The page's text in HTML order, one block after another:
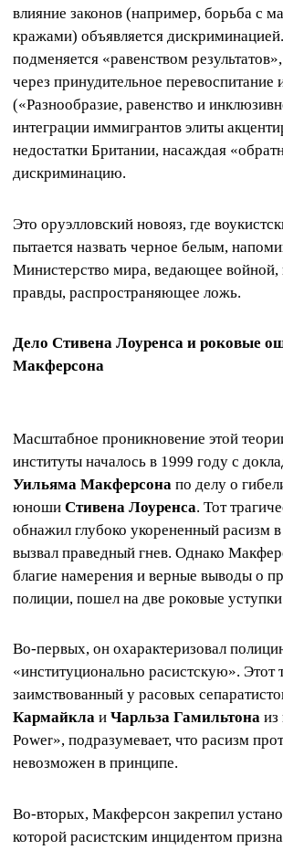
влияние законов (например, борьба с
кражами) объявляется
подменяется «равенством
через принудительное
(«Разнообразие, равенство и
интеграции иммигрантов элиты
недостатки Британии, насаждая
дискриминацию.
Это оруэлловский новояз, где
пытается назвать черное белым,
Министерство мира, ведающее войной,
правды, распространяющее ложь.
Дело Стивена Лоуренса и роковые
Макферсона
Масштабное проникновение этой
институты началось в 1999 году с
Уильяма Макферсона по делу о
юноши Стивена Лоуренса. Тот
обнажил глубоко укорененный расизм
вызвал праведный гнев. Однако
благие намерения и верные выводы о
полиции, пошел на две роковые
Во-первых, он охарактеризовал
«институционально расистскую». Этот
заимствованный у расовых
Кармайкла и Чарльза Гамильтона из
Power», подразумевает, что расизм
невозможен в принципе.
Во-вторых, Макферсон закрепил
которой расистским инцидентом